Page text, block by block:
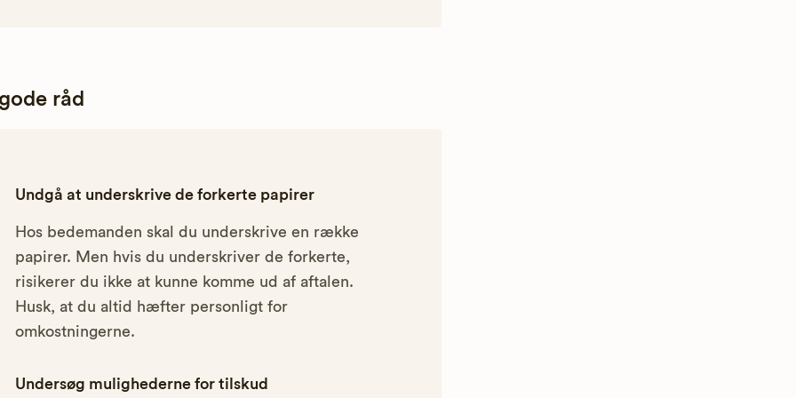
råd
Undgå at underskrive de forkerte papirer
Hos bedemanden skal du underskrive en række
papirer. Men hvis du underskriver de forkerte,
risikerer du ikke at kunne komme ud af aftalen.
Husk, at du altid hæfter personligt for
omkostningerne.
Undersøg mulighederne for tilskud